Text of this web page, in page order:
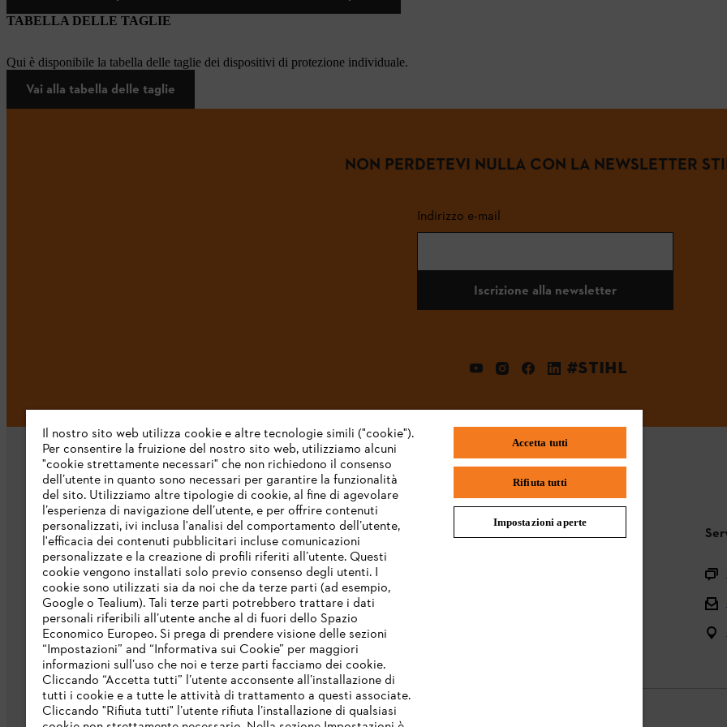
TABELLA DELLE TAGLIE
Qui è disponibile la tabella delle taglie dei dispositivi di protezione individuale.
Vai alla tabella delle taglie
NON PERDETEVI NULLA CON LA NEWSLETTER
Indirizzo e-mail
Iscrizione alla newsletter
#STIHL
L’azienda
Chi siamo
Scarica il catalogo
STIHL Integrity Line
STIHL FAQ
Il nostro sito web utilizza cookie e altre tecnologie simili ("cookie").
Per consentire la fruizione del nostro sito web, utilizziamo alcuni
"cookie strettamente necessari" che non richiedono il consenso
dell’utente in quanto sono necessari per garantire la funzionalità
del sito. Utilizziamo altre tipologie di cookie, al fine di agevolare
l’esperienza di navigazione dell’utente, e per offrire contenuti
personalizzati, ivi inclusa l'analisi del comportamento dell’utente,
l'efficacia dei contenuti pubblicitari incluse comunicazioni
personalizzate e la creazione di profili riferiti all’utente. Questi
cookie vengono installati solo previo consenso degli utenti. I
cookie sono utilizzati sia da noi che da terze parti (ad esempio,
Google o Tealium). Tali terze parti potrebbero trattare i dati
personali riferibili all’utente anche al di fuori dello Spazio
Economico Europeo. Si prega di prendere visione delle sezioni
“Impostazioni” and “Informativa sui Cookie” per maggiori
informazioni sull’uso che noi e terze parti facciamo dei cookie.
Cliccando “Accetta tutti” l’utente acconsente all’installazione di
tutti i cookie e a tutte le attività di trattamento a questi associate.
Cliccando "Rifiuta tutti" l’utente rifiuta l’installazione di qualsiasi
Accetta tutti
Rifiuta tutti
Impostazioni aperte